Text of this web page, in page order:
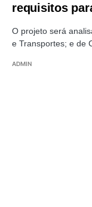
requisitos
O projeto será
e Transportes; e de
ADMIN